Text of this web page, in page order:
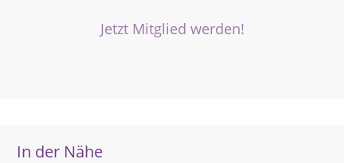
Jetzt Mitglied werden!
In der Nähe